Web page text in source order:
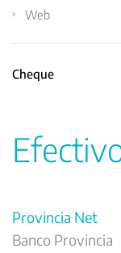
Web
Cheque
Provincia Net
Banco Provincia